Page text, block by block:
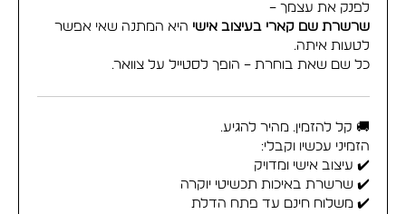
לפנק את עצמך –
שרשרת שם קארי בעיצוב אישי היא המתנה שאי אפשר
לטעות איתה.
כל שם שאת בוחרת – הופך לסטייל על צוואר.
🚚 קל להזמין. מהיר להגיע.
הזמיני עכשיו וקבלי:
✔️ עיצוב אישי ומדויק
✔️ שרשרת באיכות תכשיטי יוקרה
✔️ משלוח חינם עד פתח הדלת